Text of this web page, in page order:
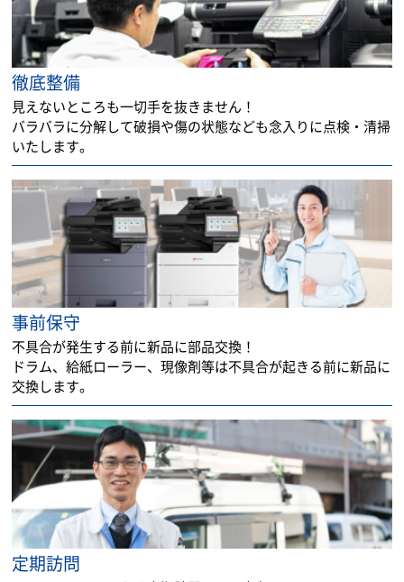
徹底整備
見えないところも一切手を抜きません！
バラバラに分解して破損や傷の状態なども念入りに点検・清掃
いたします。
事前保守
不具合が発生する前に新品に部品交換！
ドラム、給紙ローラー、現像剤等は不具合が起きる前に新品に
交換します。
定期訪問